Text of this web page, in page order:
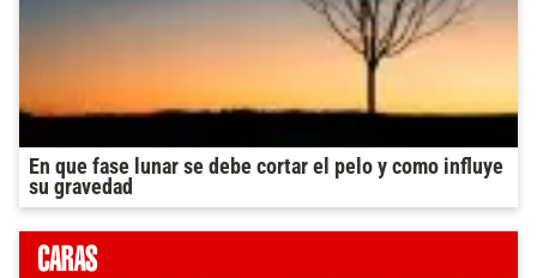
En que fase lunar se debe cortar el pelo y como influye
su gravedad